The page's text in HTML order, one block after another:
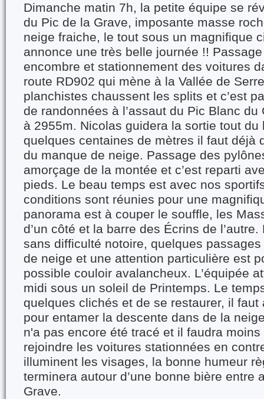
Dimanche matin 7h, la petite équipe se
du Pic de la Grave, imposante masse
neige fraiche, le tout sous un magnifique
annonce une très belle journée !!
encombre et stationnement des voitures
route RD902 qui mène à la Vallée de
planchistes chaussent les splits et c’est
de randonnées à l’assaut du Pic Blanc
à 2955m. Nicolas guidera la sortie tout du
quelques centaines de mètres il faut déjà
du manque de neige. Passage des
amorçage de la montée et c’est reparti
pieds. Le beau temps est avec nos
conditions sont réunies pour une
panorama est à couper le souffle, les
d’un côté et la barre des Écrins de l’autre.
sans difficulté notoire, quelques
de neige et une attention particulière est
possible couloir avalancheux. L’équipée
midi sous un soleil de Printemps. Le
quelques clichés et de se restaurer, il
pour entamer la descente dans de la
n'a pas encore été tracé et il faudra
rejoindre les voitures stationnées en
illuminent les visages, la bonne humeur
terminera autour d’une bonne bière entre
Grave.